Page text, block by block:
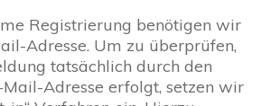
Registrierung benötigen wir
Adresse. Um zu überprüfen,
tatsächlich durch den
Adresse erfolgt, setzen wir